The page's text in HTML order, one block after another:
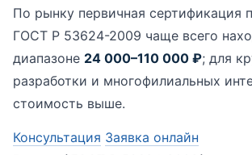
По рынку первичная сертификация
ГОСТ Р 53624-2009 чаще всего
диапазоне 24 000–110 000 ₽; для
разработки и многофилиальных
стоимость выше.
Консультация Заявка онлайн